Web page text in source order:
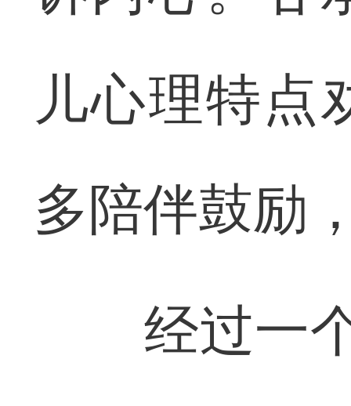
儿心理特点
多陪伴鼓励
经过一个